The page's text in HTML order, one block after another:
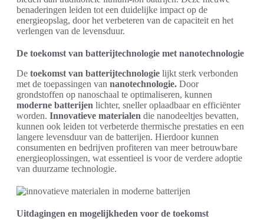
benaderingen leiden tot een duidelijke impact op de
energieopslag, door het verbeteren van de capaciteit en het
verlengen van de levensduur.
De toekomst van batterijtechnologie met nanotechnologie
De toekomst van batterijtechnologie lijkt sterk verbonden
met de toepassingen van nanotechnologie. Door
grondstoffen op nanoschaal te optimaliseren, kunnen
moderne batterijen lichter, sneller oplaadbaar en efficiënter
worden. Innovatieve materialen die nanodeeltjes bevatten,
kunnen ook leiden tot verbeterde thermische prestaties en een
langere levensduur van de batterijen. Hierdoor kunnen
consumenten en bedrijven profiteren van meer betrouwbare
energieoplossingen, wat essentieel is voor de verdere adoptie
van duurzame technologie.
Uitdagingen en mogelijkheden voor de toekomst